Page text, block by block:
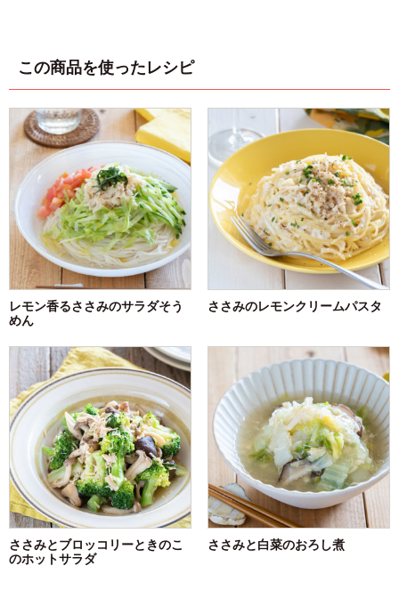
この商品を使ったレシピ
レモン香るささみのサラダそう
めん
ささみのレモンクリームパスタ
ささみとブロッコリーときのこ
のホットサラダ
ささみと白菜のおろし煮